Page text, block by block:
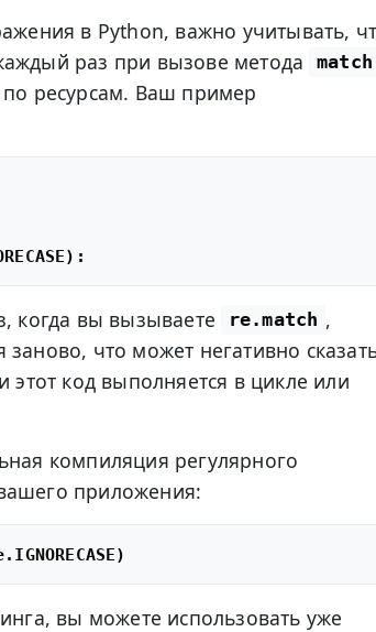
в Python, важно учитывать,
раз при вызове метода
match
ресурсам. Ваш пример
когда вы вызываете re.match ,
что может негативно
этот код выполняется в цикле или
компиляция регулярного
приложения:
вы можете использовать уже